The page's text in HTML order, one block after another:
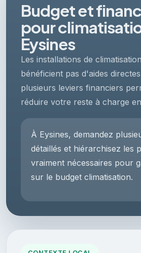
Budget et
pour
Eysines
Les installations de
bénéficient pas d'aides
plusieurs leviers financiers
réduire votre reste à charge
À Eysines, demandez
détaillés et hiérarchisez les
vraiment nécessaires pour
sur le budget climatisation.